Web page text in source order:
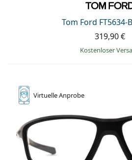
Tom Ford FT5634-
319,90 €
Kostenloser
VirtuelleAnprobe